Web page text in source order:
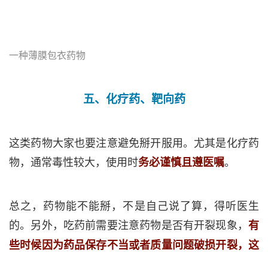
一种薄膜包衣药物
五、化疗药、靶向药
这类药物大家也要注意避免掰开服用。尤其是化疗药
物，通常毒性较大，使用时务必谨慎且遵医嘱。
总之，药物能不能掰，不是自己说了算，得听医生
的。另外，吃药前需要注意药物是否有开裂现象， 有
些时候因为药品保存不当或者质量问题破损开裂，这